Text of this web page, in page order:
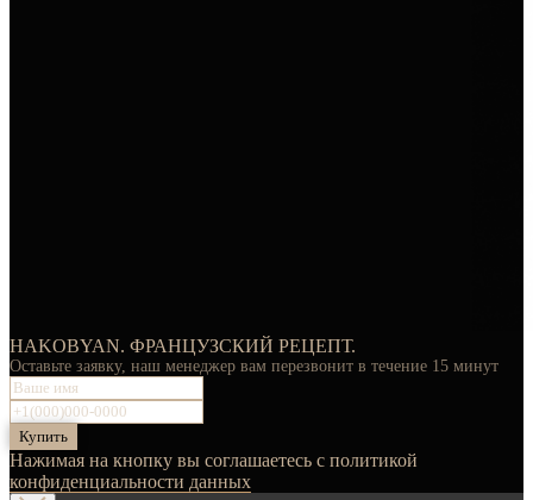
HAKOBYAN. ФРАНЦУЗСКИЙ РЕЦЕПТ.
Оставьте заявку, наш менеджер вам перезвонит в течение 15 минут
Купить
Нажимая на кнопку вы соглашаетесь с политикой
конфиденциальности данных